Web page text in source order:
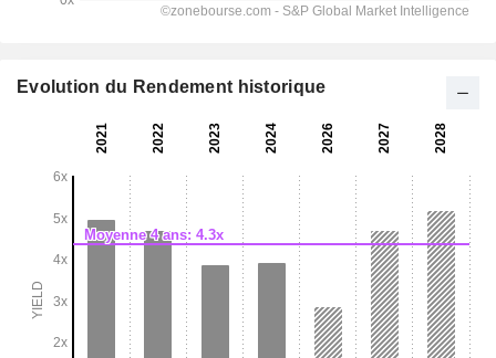
Evolution du Rendement historique